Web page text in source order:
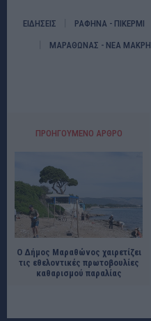
ΕΙΔΗΣΕΙΣ ΡΑΦΗΝΑ - ΠΙΚΕΡΜΙ
ΜΑΡΑΘΩΝΑΣ - ΝΕΑ ΜΑΚΡΗ
ΠΡΟΗΓΟΎΜΕΝΟ ΆΡΘΡΟ
Ο Δήμος Μαραθώνος χαιρετίζει
τις εθελοντικές πρωτοβουλίες
καθαρισμού παραλίας